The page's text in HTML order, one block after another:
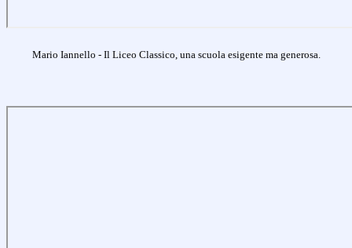
Mario Iannello - Il Liceo Classico, una scuola esigente ma generosa.